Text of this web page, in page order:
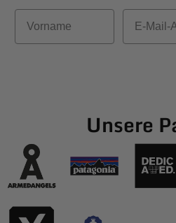
Vorname
E-Mail
Unsere